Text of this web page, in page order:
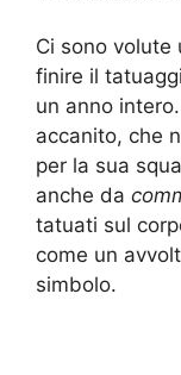
Ci sono volute
finire il
un anno
accanito, che
per la sua
anche da
tatuati sul
come un
simbolo.